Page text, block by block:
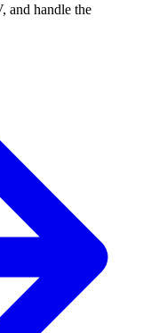
and handle the